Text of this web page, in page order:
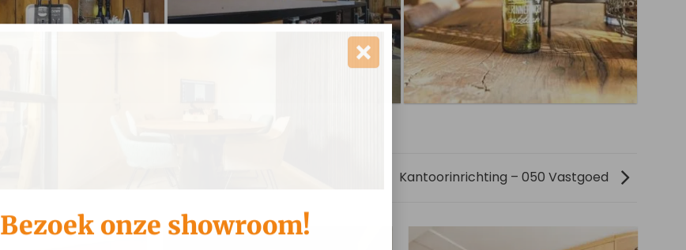
Bezoek onze showroom!
Kantoorinrichting – 050 Vastgoed